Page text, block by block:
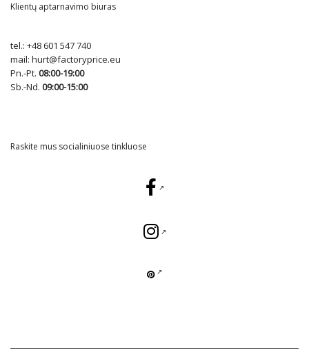
Klientų aptarnavimo biuras
tel.: +48 601 547 740
mail: hurt@factoryprice.eu
Pn.-Pt. 08:00-19:00
Sb.-Nd. 09:00-15:00
Raskite mus socialiniuose tinkluose